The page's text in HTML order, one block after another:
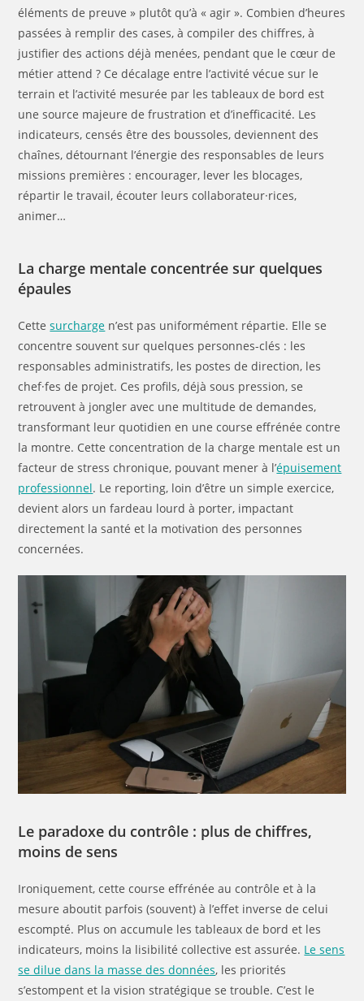
éléments de preuve » plutôt qu’à « agir ». Combien d’heures
passées à remplir des cases, à compiler des chiffres, à
justifier des actions déjà menées, pendant que le cœur de
métier attend ? Ce décalage entre l’activité vécue sur le
terrain et l’activité mesurée par les tableaux de bord est
une source majeure de frustration et d’inefficacité. Les
indicateurs, censés être des boussoles, deviennent des
chaînes, détournant l’énergie des responsables de leurs
missions premières : encourager, lever les blocages,
répartir le travail, écouter leurs collaborateur·rices,
animer…
La charge mentale concentrée sur quelques
épaules
Cettesurcharge n’est pas uniformément répartie. Elle se
concentre souvent sur quelques personnes-clés : les
responsables administratifs, les postes de direction, les
chef·fes de projet. Ces profils, déjà sous pression, se
retrouvent à jongler avec une multitude de demandes,
transformant leur quotidien en une course effrénée contre
la montre. Cette concentration de la charge mentale est un
facteur de stress chronique, pouvant mener à l’épuisement
professionnel. Le reporting, loin d’être un simple exercice,
devient alors un fardeau lourd à porter, impactant
directement la santé et la motivation des personnes
concernées.
Le paradoxe du contrôle : plus de chiffres,
moins de sens
Ironiquement, cette course effrénée au contrôle et à la
mesure aboutit parfois (souvent) à l’effet inverse de celui
escompté. Plus on accumule les tableaux de bord et les
indicateurs, moins la lisibilité collective est assurée. Le sens
se dilue dans la masse des données, les priorités
s’estompent et la vision stratégique se trouble. C’est le